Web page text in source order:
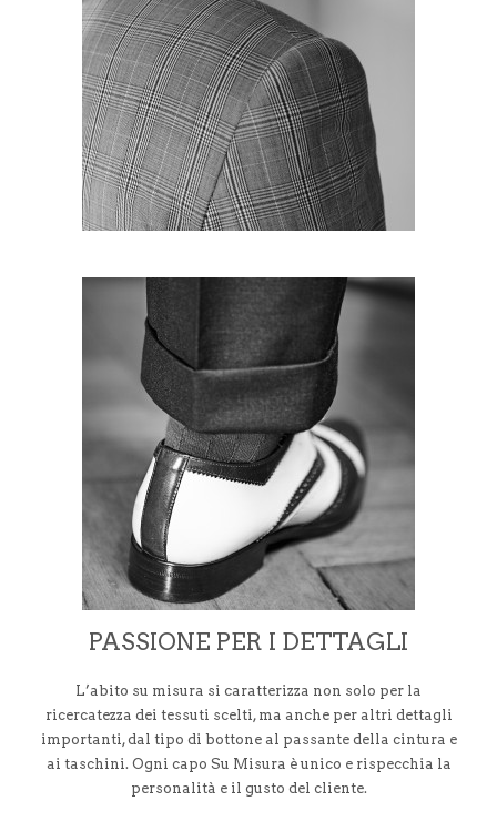
PASSIONE PER I DETTAGLI
L’abito su misura si caratterizza non solo per la
ricercatezza dei tessuti scelti, ma anche per altri dettagli
importanti, dal tipo di bottone al passante della cintura e
ai taschini. Ogni capo Su Misura è unico e rispecchia la
personalità e il gusto del cliente.